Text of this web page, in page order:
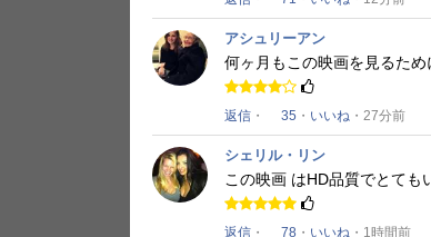
アシュリーアン
何ヶ月もこの映画を見るため
返信 ・ 35 ・ いいね ・27分前
シェリル・リン
この映画 はHD品質でとても
返信 ・ 78 ・ いいね ・1時間前